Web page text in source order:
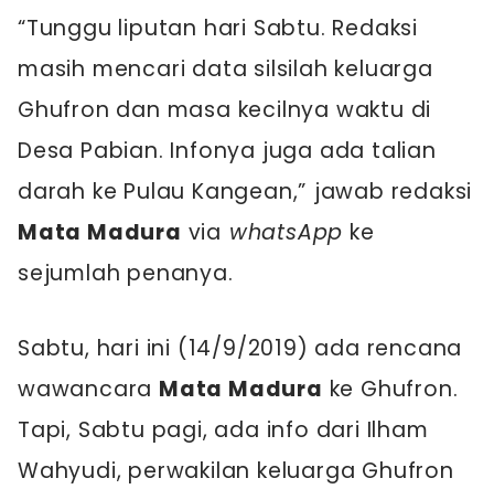
“Tunggu liputan hari Sabtu. Redaksi
masih mencari data silsilah keluarga
Ghufron dan masa kecilnya waktu di
Desa Pabian. Infonya juga ada talian
darah ke Pulau Kangean,” jawab redaksi
Mata Madura via whatsApp ke
sejumlah penanya.
Sabtu, hari ini (14/9/2019) ada rencana
wawancara Mata Madura ke Ghufron.
Tapi, Sabtu pagi, ada info dari Ilham
Wahyudi, perwakilan keluarga Ghufron